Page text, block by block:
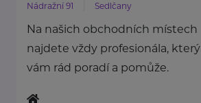
Nádražní 91 Sedlčany
Na našich obchodních místech
najdete vždy profesionála, který
vám rád poradí a pomůže.